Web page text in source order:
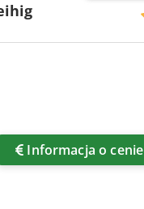
Informacja o cenie